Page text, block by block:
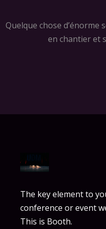
Quelque chose
en chantier et
The key element to
conference or event
This is Booth.